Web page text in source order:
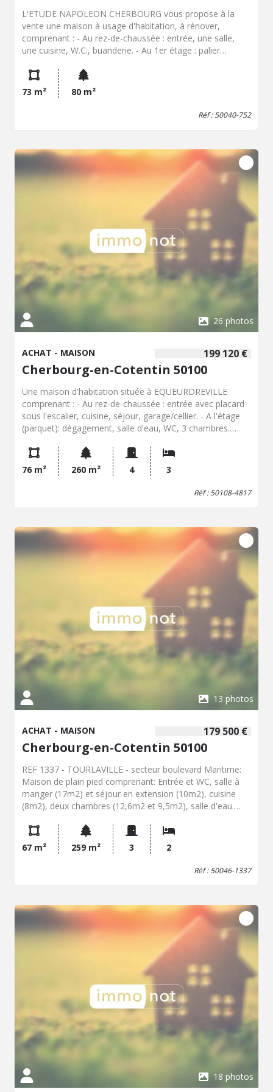
L'ETUDE NAPOLEON CHERBOURG vous propose à la
vente une maison à usage d'habitation, à rénover,
comprenant : - Au rez-de-chaussée : entrée, une salle,
une cuisine, W.C., buanderie. - Au 1er étage : palier
2e étage : une chambre Courette devant Toutes nos
annonces sur www.etudenapoleon.notaires.fr
73 m² 80 m²
Réf : 50040-752
26 photos
199 120 €
ACHAT - MAISON
Cherbourg-en-Cotentin 50100
Une maison d'habitation située à EQUEURDREVILLE
comprenant : - Au rez-de-chaussée : entrée avec placard
sous l'escalier, cuisine, séjour, garage/cellier. - A l'étage
(parquet): dégagement, salle d'eau, WC, 3 chambres.
76 m² 260 m² 4 3
Réf : 50108-4817
13 photos
179 500 €
ACHAT - MAISON
Cherbourg-en-Cotentin 50100
REF 1337 - TOURLAVILLE - secteur boulevard Maritime:
Maison de plain pied comprenant: Entrée et WC, salle à
manger (17m2) et séjour en extension (10m2), cuisine
(8m2), deux chambres (12,6m2 et 9,5m2), salle d'eau.
cellier (17m2) Garage non attenant (15m2) Double vitrage
PVC (2007) Chauffage Gaz (chaudière 2015) Toiture
ardoises (2006) Travaux à prévoir Retrouvez toutes nos
annonces sur https://www.etudenapoleon.notaires.fr/
67 m² 259 m² 3 2
Réf : 50046-1337
18 photos